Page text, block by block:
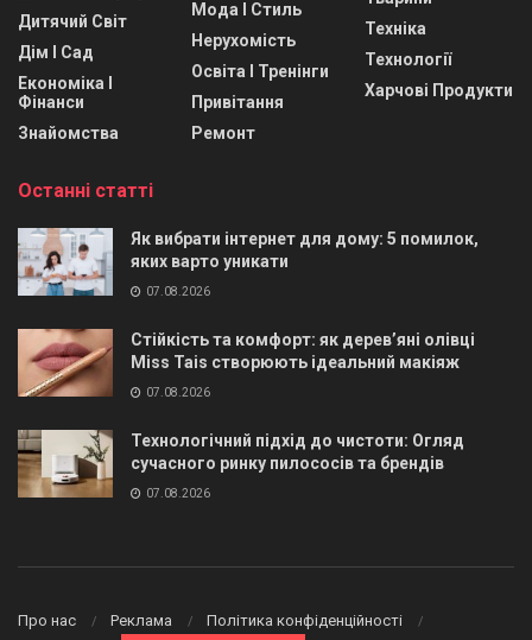
Дитячий Світ
Дім І Сад
Економіка І
Фінанси
Знайомства
Мода І Стиль
Нерухомість
Освіта І Тренінги
Привітання
Ремонт
Техніка
Технології
Харчові Продукти
Останні статті
Як вибрати інтернет для дому: 5 помилок,
яких варто уникати
07.08.2026
Стійкість та комфорт: як дерев’яні олівці
Miss Tais створюють ідеальний макіяж
07.08.2026
Технологічний підхід до чистоти: Огляд
сучасного ринку пилососів та брендів
07.08.2026
Про нас Реклама
Політика конфіденційності